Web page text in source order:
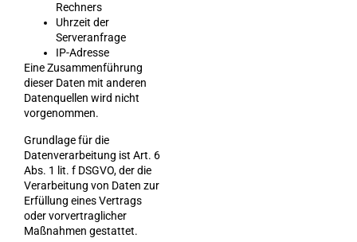
Rechners
Uhrzeit der
Serveranfrage
IP-Adresse
Eine Zusammenführung
dieser Daten mit anderen
Datenquellen wird nicht
vorgenommen.
Grundlage für die
Datenverarbeitung ist Art. 6
Abs. 1 lit. f DSGVO, der die
Verarbeitung von Daten zur
Erfüllung eines Vertrags
oder vorvertraglicher
Maßnahmen gestattet.